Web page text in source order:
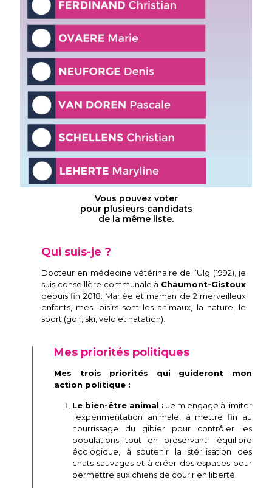
Vous pouvez voter
pour plusieurs candidats
de la même liste.
Qui suis-je ?
Docteur en médecine vétérinaire de l’Ulg (1992), je
suis conseillère communale à Chaumont-Gistoux
depuis fin 2018. Mariée et maman de 2 merveilleux
enfants, mes loisirs sont les animaux, la nature, le
sport (golf, ski, vélo et natation).
Mes priorités politiques
Mes trois priorités qui guideront mon
action politique :
Le bien-être animal : Je m'engage à limiter
l'expérimentation animale, à mettre fin au
nourrissage du gibier pour contrôler les
populations tout en préservant l'équilibre
écologique, à soutenir la stérilisation des
chats sauvages et à créer des espaces pour
permettre aux chiens de courir en liberté.